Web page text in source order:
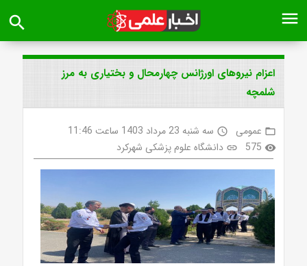
menu
search
اعزام نیروهای اورژانس چهارمحال و بختیاری به مرز
شلمچه
folder_open عمومی access_time سه شنبه 23 مرداد 1403 ساعت 11:46
visibility
575
link دانشگاه علوم پزشکی شهرکرد